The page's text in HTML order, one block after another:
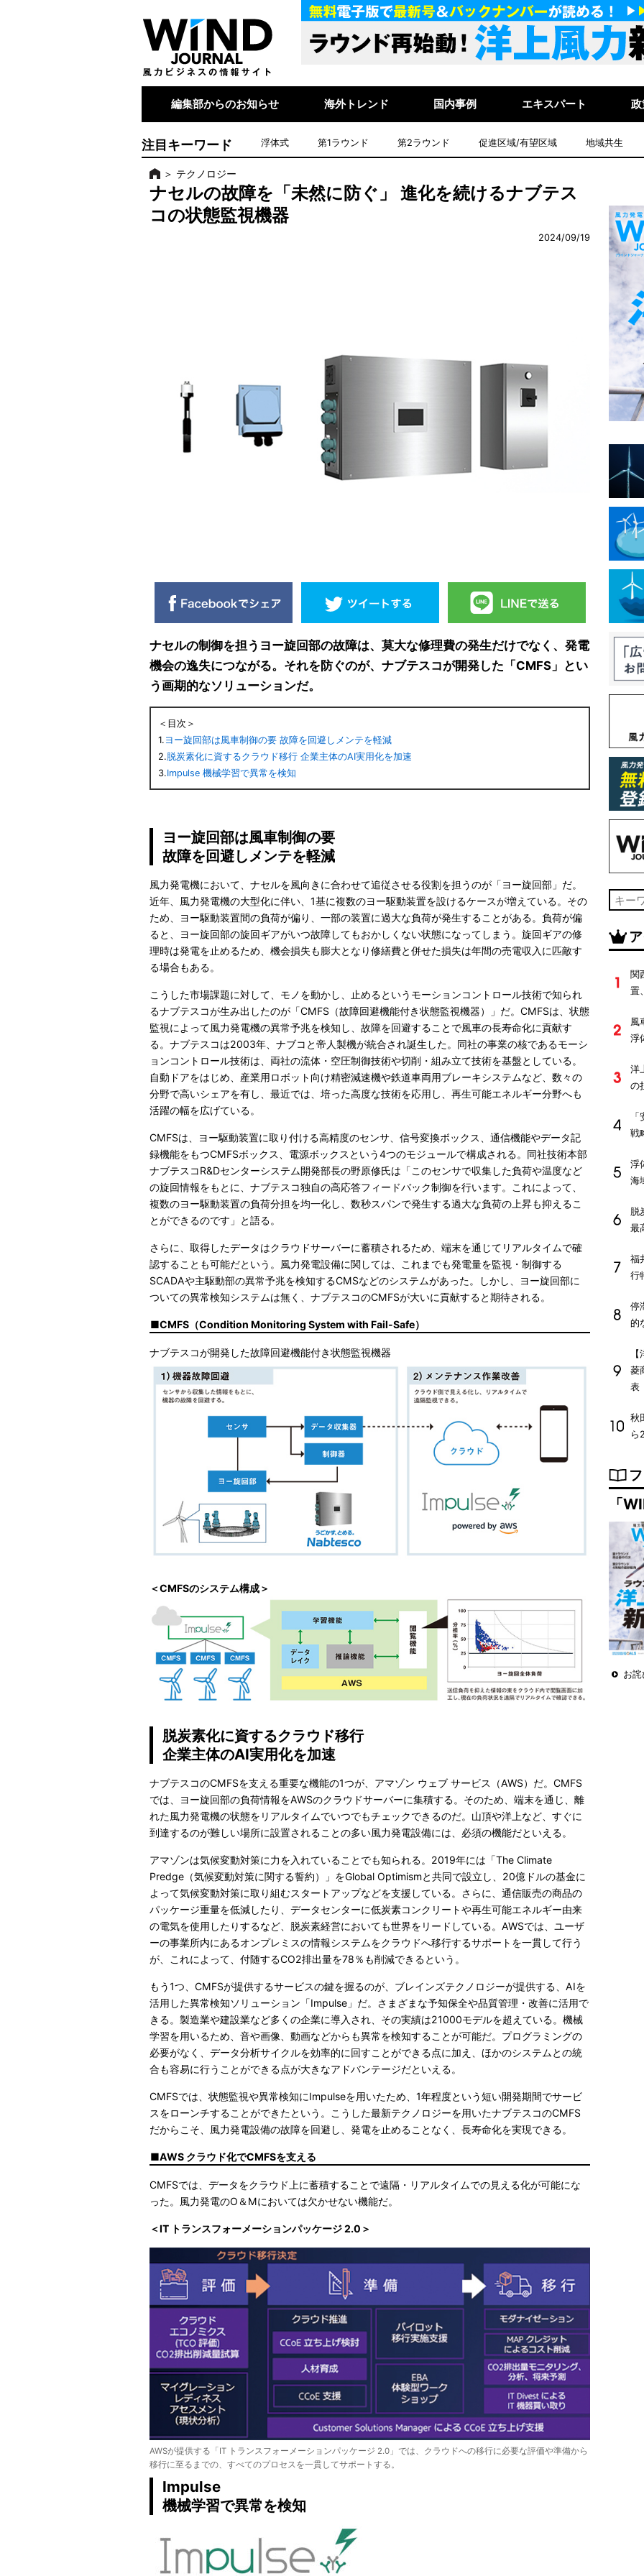
編集部からのお知らせ 海外トレンド 国内事例 エキスパート
注目キーワード 浮体式 第1ラウンド 第2ラウンド 促進区域/有望区域 地域共生
＞ テクノロジー
ナセルの故障を「未然に防ぐ」 進化を続けるナブテス
コの状態監視機器
2024/09/19
ナセルの制御を担うヨー旋回部の故障は、莫大な修理費の発生だけでなく、発電
機会の逸失につながる。それを防ぐのが、ナブテスコが開発した「CMFS」とい
う画期的なソリューションだ。
＜目次＞
1. ヨー旋回部は風車制御の要 故障を回避しメンテを軽減
2.脱炭素化に資するクラウド移行 企業主体のAI実用化を加速
3.Impulse 機械学習で異常を検知
ヨー旋回部は風車制御の要
故障を回避しメンテを軽減
風力発電機において、ナセルを風向きに合わせて追従させる役割を担うのが「ヨー旋回部」だ。
近年、風力発電機の大型化に伴い、1基に複数のヨー駆動装置を設けるケースが増えている。その
ため、ヨー駆動装置間の負荷が偏り、一部の装置に過大な負荷が発生することがある。負荷が偏
ると、ヨー旋回部の旋回ギアがいつ故障してもおかしくない状態になってしまう。旋回ギアの修
理時は発電を止めるため、機会損失も膨大となり修繕費と併せた損失は年間の売電収入に匹敵す
る場合もある。
こうした市場課題に対して、モノを動かし、止めるというモーションコントロール技術で知られ
るナブテスコが生み出したのが「CMFS（故障回避機能付き状態監視機器）」だ。CMFSは、状態
監視によって風力発電機の異常予兆を検知し、故障を回避することで風車の長寿命化に貢献す
る。ナブテスコは2003年、ナブコと帝人製機が統合され誕生した。同社の事業の核であるモーシ
ョンコントロール技術は、両社の流体・空圧制御技術や切削・組み立て技術を基盤としている。
自動ドアをはじめ、産業用ロボット向け精密減速機や鉄道車両用ブレーキシステムなど、数々の
分野で高いシェアを有し、最近では、培った高度な技術を応用し、再生可能エネルギー分野へも
活躍の幅を広げている。
CMFSは、ヨー駆動装置に取り付ける高精度のセンサ、信号変換ボックス、通信機能やデータ記
録機能をもつCMFSボックス、電源ボックスという4つのモジュールで構成される。同社技術本部
ナブテスコR&Dセンターシステム開発部長の野原修氏は「このセンサで収集した負荷や温度など
の旋回情報をもとに、ナブテスコ独自の高応答フィードバック制御を行います。これによって、
複数のヨー駆動装置の負荷分担を均一化し、数秒スパンで発生する過大な負荷の上昇も抑えるこ
とができるのです」と語る。
さらに、取得したデータはクラウドサーバーに蓄積されるため、端末を通じてリアルタイムで確
認することも可能だという。風力発電設備に関しては、これまでも発電量を監視・制御する
SCADAや主駆動部の異常予兆を検知するCMSなどのシステムがあった。しかし、ヨー旋回部に
ついての異常検知システムは無く、ナブテスコのCMFSが大いに貢献すると期待される。
CMFS（Condition Monitoring System with Fail-Safe）
ナブテスコが開発した故障回避機能付き状態監視機器
＜CMFSのシステム構成＞
脱炭素化に資するクラウド移行
企業主体のAI実用化を加速
ナブテスコのCMFSを支える重要な機能の1つが、アマゾン ウェブ サービス（AWS）だ。CMFS
では、ヨー旋回部の負荷情報をAWSのクラウドサーバーに集積する。そのため、端末を通じ、離
れた風力発電機の状態をリアルタイムでいつでもチェックできるのだ。山頂や洋上など、すぐに
到達するのが難しい場所に設置されることの多い風力発電設備には、必須の機能だといえる。
アマゾンは気候変動対策に力を入れていることでも知られる。2019年には「The Climate
Predge（気候変動対策に関する誓約）」をGlobal Optimismと共同で設立し、20億ドルの基金に
よって気候変動対策に取り組むスタートアップなどを支援している。さらに、通信販売の商品の
パッケージ重量を低減したり、データセンターに低炭素コンクリートや再生可能エネルギー由来
の電気を使用したりするなど、脱炭素経営においても世界をリードしている。AWSでは、ユーザ
ーの事業所内にあるオンプレミスの情報システムをクラウドへ移行するサポートを一貫して行う
が、これによって、付随するCO2排出量を78％も削減できるという。
もう1つ、CMFSが提供するサービスの鍵を握るのが、ブレインズテクノロジーが提供する、AIを
活用した異常検知ソリューション「Impulse」だ。さまざまな予知保全や品質管理・改善に活用で
きる。製造業や建設業など多くの企業に導入され、その実績は21000モデルを超えている。機械
学習を用いるため、音や画像、動画などからも異常を検知することが可能だ。プログラミングの
必要がなく、データ分析サイクルを効率的に回すことができる点に加え、ほかのシステムとの統
合も容易に行うことができる点が大きなアドバンテージだといえる。
CMFSでは、状態監視や異常検知にImpulseを用いたため、1年程度という短い開発期間でサービ
スをローンチすることができたという。こうした最新テクノロジーを用いたナブテスコのCMFS
だからこそ、風力発電設備の故障を回避し、発電を止めることなく、長寿命化を実現できる。
AWS クラウド化でCMFSを支える
CMFSでは、データをクラウド上に蓄積することで遠隔・リアルタイムでの見える化が可能にな
った。風力発電のO＆Mにおいては欠かせない機能だ。
＜IT トランスフォーメーションパッケージ 2.0＞
AWSが提供する「IT トランスフォーメーションパッケージ 2.0」では、クラウドへの移行に必要な評価や準備から
移行に至るまでの、すべてのプロセスを一貫してサポートする。
Impulse
機械学習で異常を検知
関
置
風
浮
洋
の
戦
浮
海
脱
最
福
行
停
的
菱
表
秋
ら
「
お